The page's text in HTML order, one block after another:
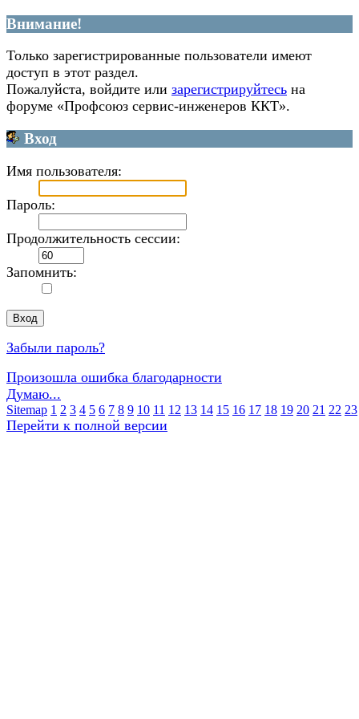
Внимание!
Только зарегистрированные пользователи имеют
доступ в этот раздел.
Пожалуйста, войдите или зарегистрируйтесь на
форуме «Профсоюз сервис-инженеров ККТ».
Вход
Имя пользователя:
Пароль:
Продолжительность сессии:
Запомнить:
Забыли пароль?
Произошла ошибка благодарности
Думаю...
Sitemap 1 2 3 4 5 6 7 8 9 10 11 12 13 14 15 16 17 18 19 20 21 22 23
Перейти к полной версии